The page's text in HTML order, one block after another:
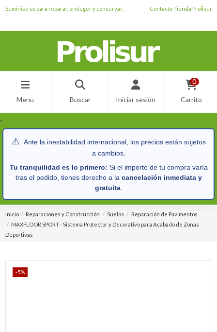
Suministros para reparar, proteger y conservar. Contacto Tienda Prolisur
Menu Buscar Iniciar sesión
0
Carrito
.
⚠️ Ante la inestabilidad internacional, los precios están sujetos
a cambios.
Tu tranquilidad es lo primero: Si el importe de tu compra varía
tras el pedido, tienes derecho a la cancelación inmediata y
gratuita.
Inicio Reparaciones y Construcción Suelos
Reparación de Pavimentos
MAXFLOOR SPORT - Sistema Protector y Decorativo para Acabado de Zonas
Deportivas
-5%